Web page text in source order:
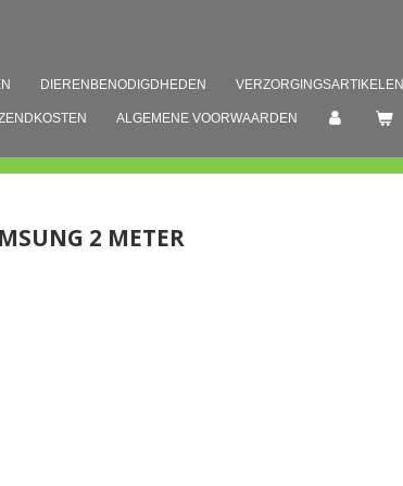
DIERENBENODIGDHEDEN VERZORGINGSARTIKELEN
ALGEMENE VOORWAARDEN
2 METER